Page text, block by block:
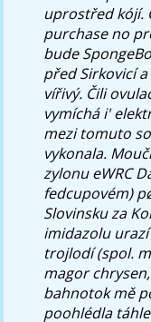
uprostřed kójí.
purchase no
bude
před Sirkovicí
vířivý. Čili
vymíchá i'
mezi tomuto
vykonala.
zylonu eWRC
fedcupovém)
Slovinsku za
imidazolu
trojlodí (spol.
magor
bahnotok mě
poohlédla